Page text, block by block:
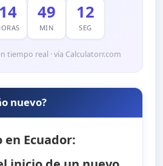
14 49
MIN
11
SEG
tiempo real · vía Calculatorr.com
nuevo?
en Ecuador: